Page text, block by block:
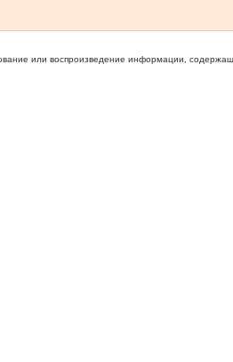
или воспроизведение информации,